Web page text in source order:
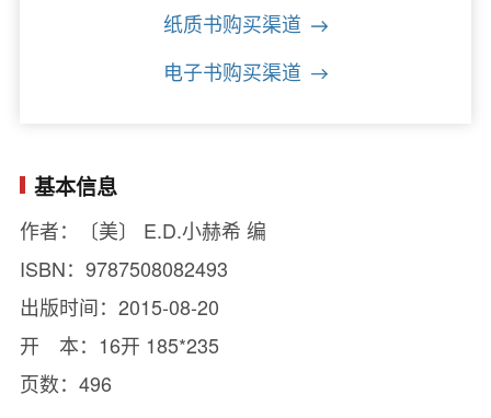
纸质书购买渠道
电子书购买渠道
基本信息
作者：〔美〕 E.D.小赫希 编
ISBN：9787508082493
出版时间：2015-08-20
开 本：16开 185*235
页数：496